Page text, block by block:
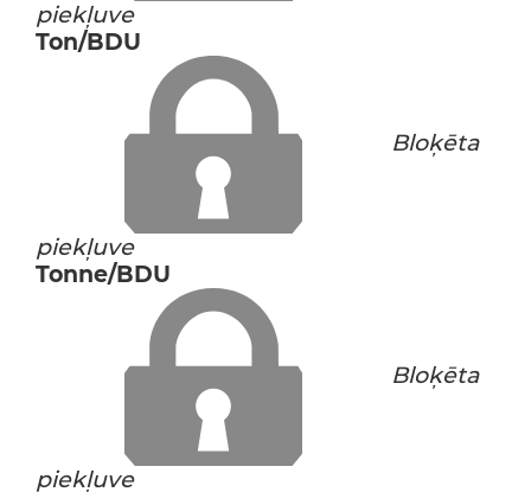
piekļuve
Ton/BDU
Bloķēta
piekļuve
Tonne/BDU
Bloķēta
piekļuve